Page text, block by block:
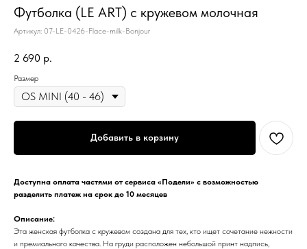
Футболка (LE ART) с кружевом молочная
Артикул: 07-LE-0426-Flace-milk-Bonjour
2 690 р.
Размер
Добавить в корзину
Доступна оплата частями от сервиса «Подели» с возможностью
разделить платеж на срок до 10 месяцев
Описание:
Эта женская футболка с кружевом создана для тех, кто ищет сочетание нежности
и премиального качества. На груди расположен небольшой принт надпись,